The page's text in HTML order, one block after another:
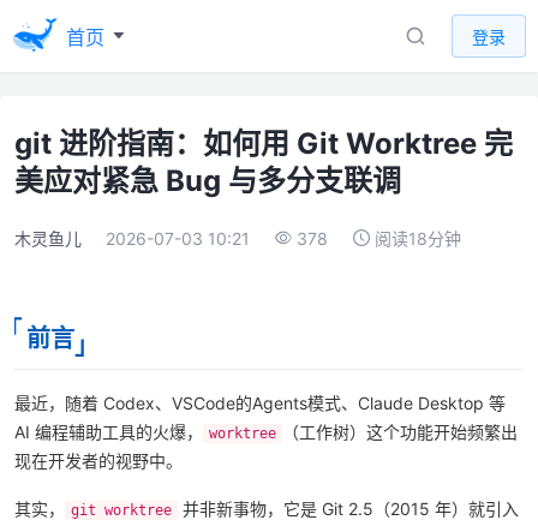
首页 登录
git 进阶指南：如何用 Git Worktree 完
美应对紧急 Bug 与多分支联调
木灵鱼儿 2026-07-03 10:21 378 阅读18分钟
前言
最近，随着 Codex、VSCode的Agents模式、Claude Desktop 等
AI 编程辅助工具的火爆，
worktree
（工作树）这个功能开始频繁出
现在开发者的视野中。
其实， git worktree
并非新事物，它是 Git 2.5（2015 年）就引入